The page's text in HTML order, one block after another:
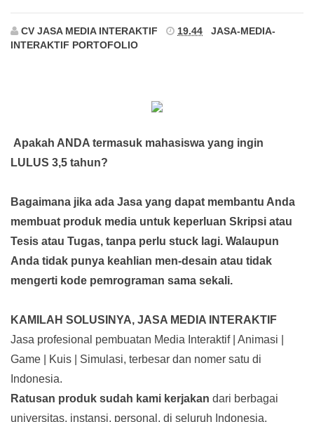
CV JASA MEDIA INTERAKTIF 19.44
JASA-MEDIA-
INTERAKTIF PORTOFOLIO
Apakah ANDA termasuk mahasiswa yang ingin
LULUS 3,5 tahun?
Bagaimana jika ada Jasa yang dapat membantu Anda
membuat produk media untuk keperluan Skripsi atau
Tesis atau Tugas, tanpa perlu stuck lagi. Walaupun
Anda tidak punya keahlian men-desain atau tidak
mengerti kode pemrograman sama sekali.
KAMILAH SOLUSINYA, JASA MEDIA INTERAKTIF
Jasa profesional pembuatan Media Interaktif | Animasi |
Game | Kuis | Simulasi, terbesar dan nomer satu di
Indonesia.
Ratusan produk sudah kami kerjakan dari berbagai
universitas, instansi, personal, di seluruh Indonesia.